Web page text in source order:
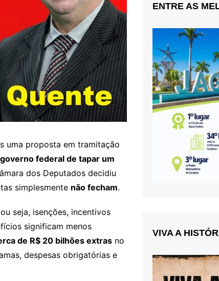
uma proposta em tramitação
federal de tapar um
dos Deputados decidiu
simplesmente não fecham.
seja, isenções, incentivos
significam menos
de R$ 20 bilhões extras no
despesas obrigatórias e
ENTRE AS
VIVA A